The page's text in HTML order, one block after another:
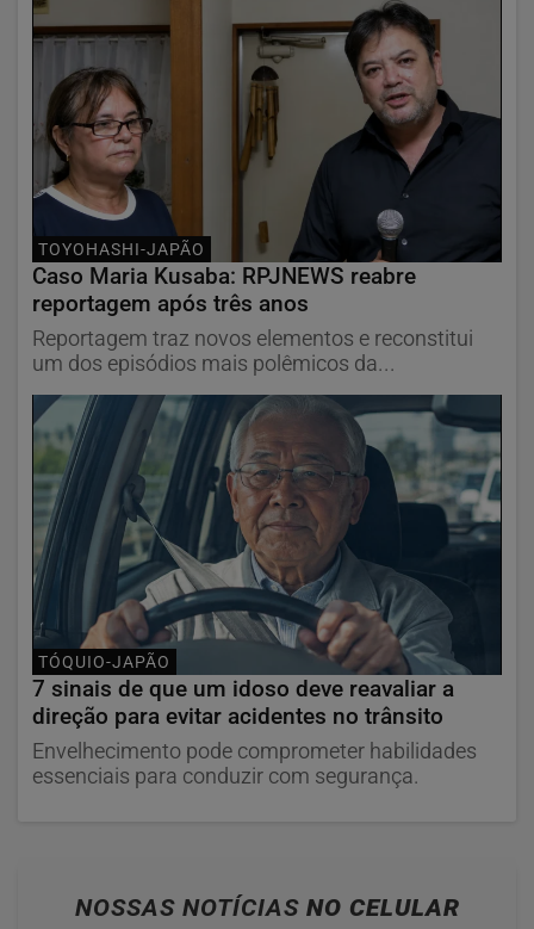
TOYOHASHI-JAPÃO
Caso Maria Kusaba: RPJNEWS reabre
reportagem após três anos
Reportagem traz novos elementos e reconstitui
um dos episódios mais polêmicos da...
TÓQUIO-JAPÃO
7 sinais de que um idoso deve reavaliar a
direção para evitar acidentes no trânsito
Envelhecimento pode comprometer habilidades
essenciais para conduzir com segurança.
NOSSAS NOTÍCIAS NO CELULAR